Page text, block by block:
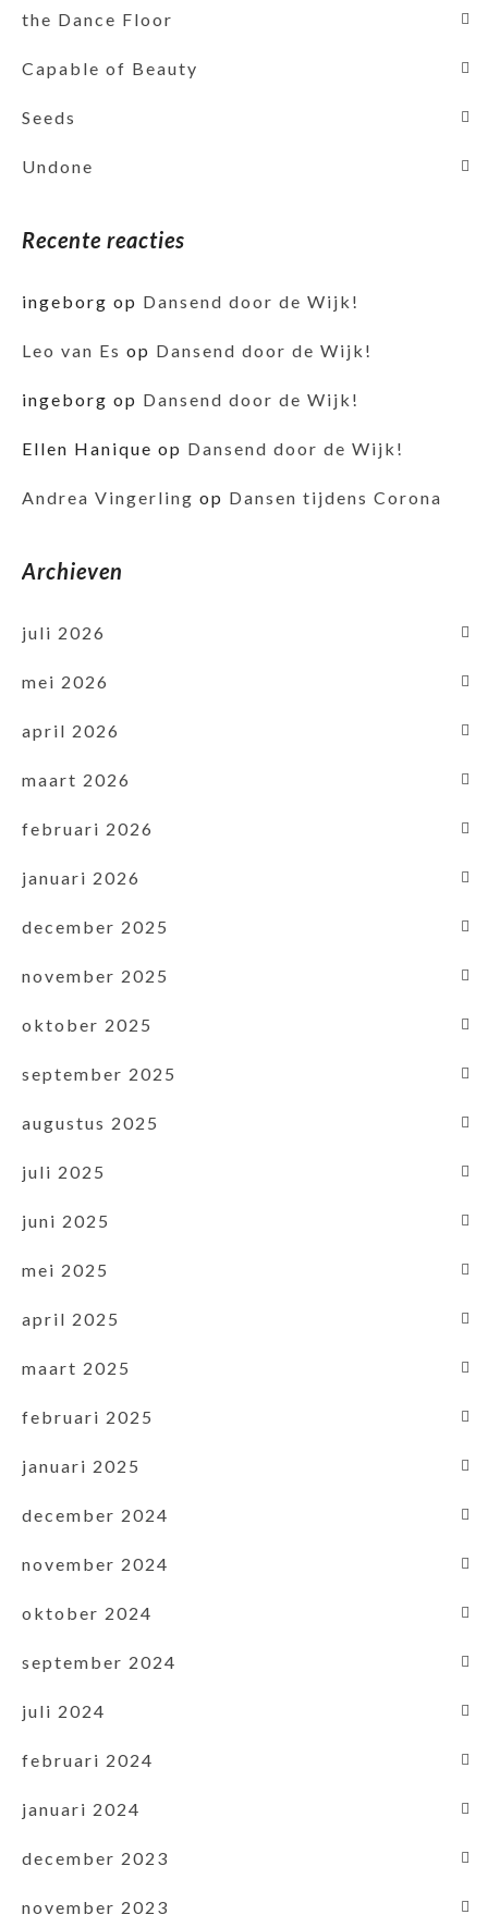
the Dance Floor
Capable of Beauty
Seeds
Undone
Recente reacties
ingeborg op Dansend door de Wijk!
Leo van Es op Dansend door de Wijk!
ingeborg op Dansend door de Wijk!
Ellen Hanique op Dansend door de Wijk!
Andrea Vingerling op Dansen tijdens Corona
Archieven
juli 2026
mei 2026
april 2026
maart 2026
februari 2026
januari 2026
december 2025
november 2025
oktober 2025
september 2025
augustus 2025
juli 2025
juni 2025
mei 2025
april 2025
maart 2025
februari 2025
januari 2025
december 2024
november 2024
oktober 2024
september 2024
juli 2024
februari 2024
januari 2024
december 2023
november 2023